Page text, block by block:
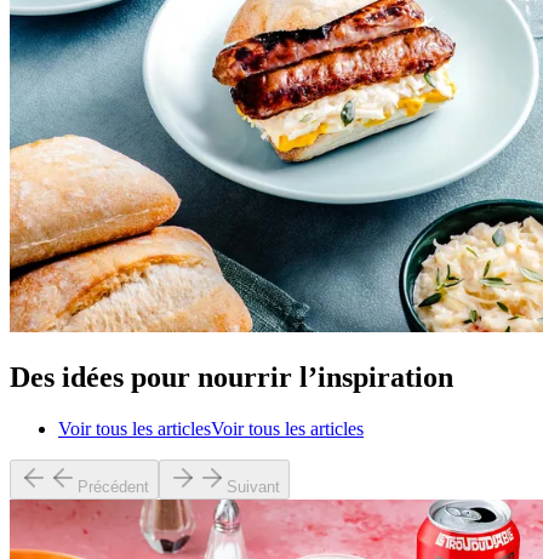
Des idées pour nourrir l’inspiration
Voir tous les articlesVoir tous les articles
Précédent Suivant